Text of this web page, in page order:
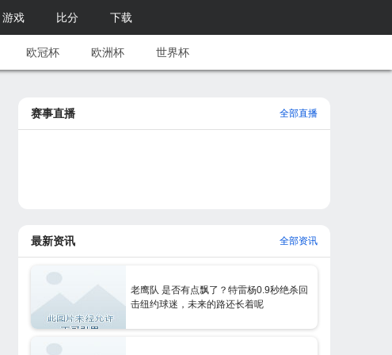
游戏 比分 下载
欧冠杯 欧洲杯 世界杯
赛事直播 全部直播
最新资讯 全部资讯
老鹰队 是否有点飘了？特雷杨0.9秒绝杀回
击纽约球迷，未来的路还长着呢